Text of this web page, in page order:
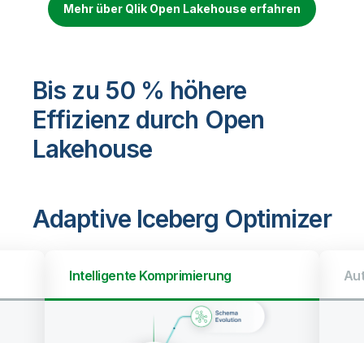
Mehr über Qlik Open Lakehouse erfahren
Bis zu 50 % höhere
Effizienz durch Open
Lakehouse
Adaptive Iceberg Optimizer
Automatische Bereinigungen